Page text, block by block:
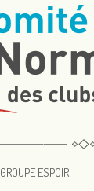
GROUPE ESPOIR